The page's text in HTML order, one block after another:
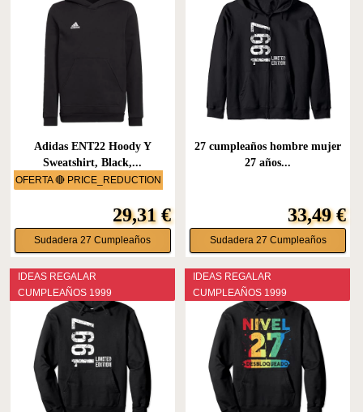
OFERTA 🔴 PRICE_REDUCTION
Adidas ENT22 Hoody Y
Sweatshirt, Black,...
29,31 €
Sudadera 27 Cumpleaños
27 cumpleaños hombre mujer
27 años...
33,49 €
Sudadera 27 Cumpleaños
IDEAS REGALAR
CUMPLEAÑOS 1999
IDEAS REGALAR
CUMPLEAÑOS 1999